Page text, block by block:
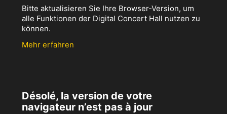
Bitte aktualisieren Sie Ihre Browser-Version, um
alle Funktionen der Digital Concert Hall nutzen zu
können.
Mehr erfahren
Désolé, la version de votre
navigateur n’est pas à jour